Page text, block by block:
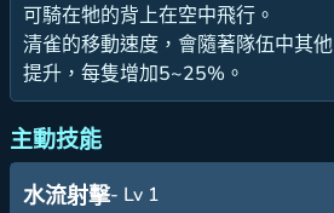
可騎在牠的背上在空中飛行。
清雀的移動速度，會隨著隊伍中其他
提升，每隻增加5~25%。
主動技能
水流射擊- Lv 1